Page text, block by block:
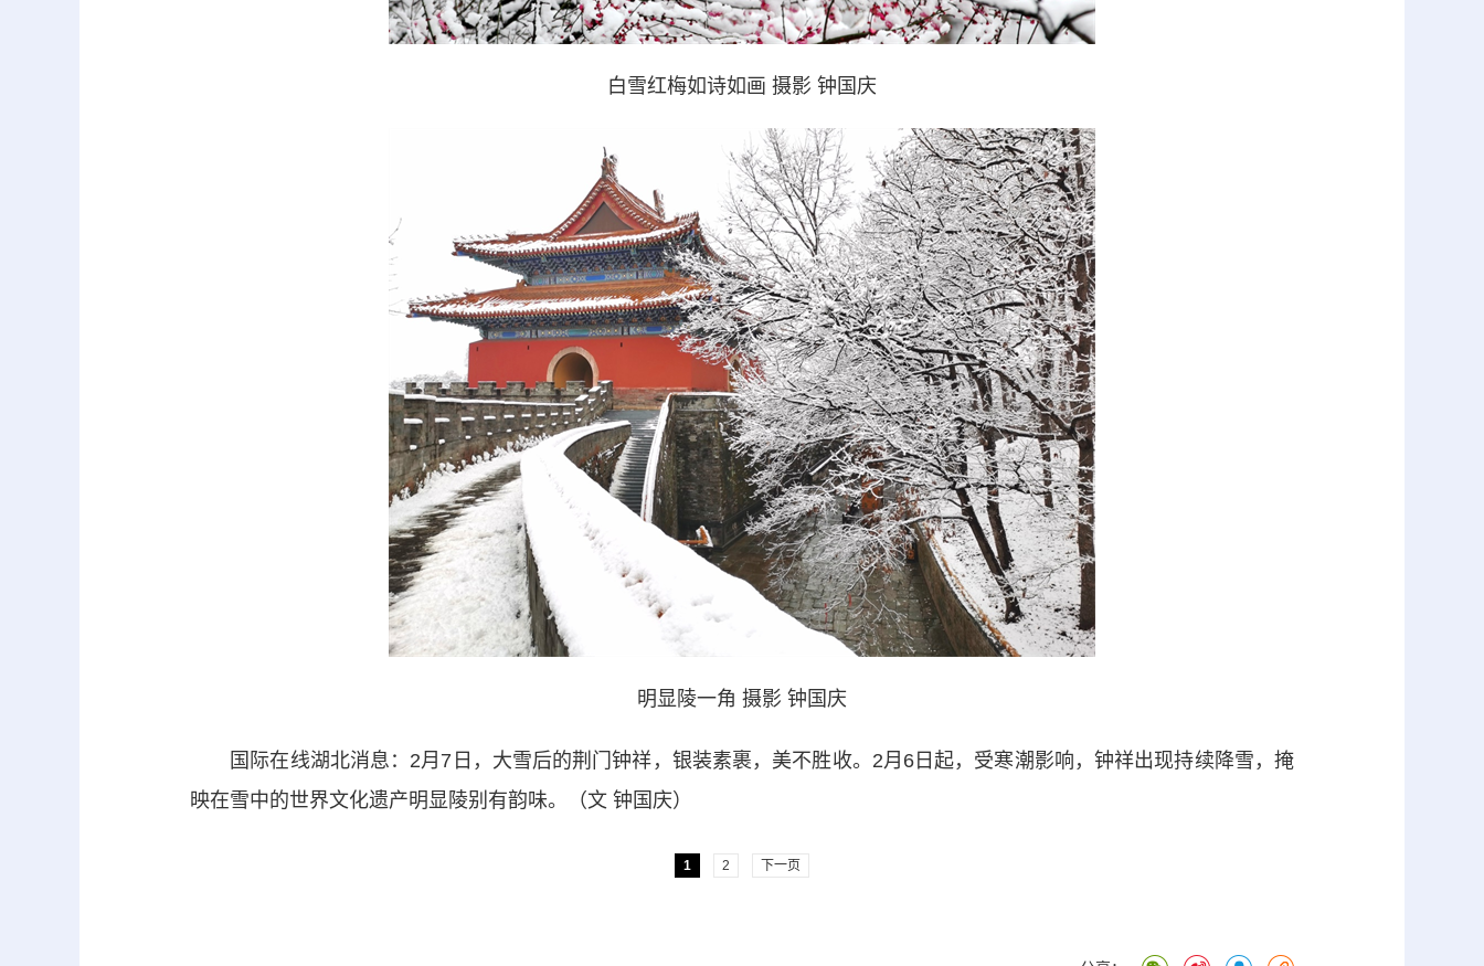
白雪红梅如诗如画 摄影 钟国庆
明显陵一角 摄影 钟国庆
国际在线湖北消息：2月7日，大雪后的荆门钟祥，银装素裹，美不胜收。2月6日起，受寒潮影响，钟祥出现持续降雪，掩
映在雪中的世界文化遗产明显陵别有韵味。（文 钟国庆）
1 2 下一页